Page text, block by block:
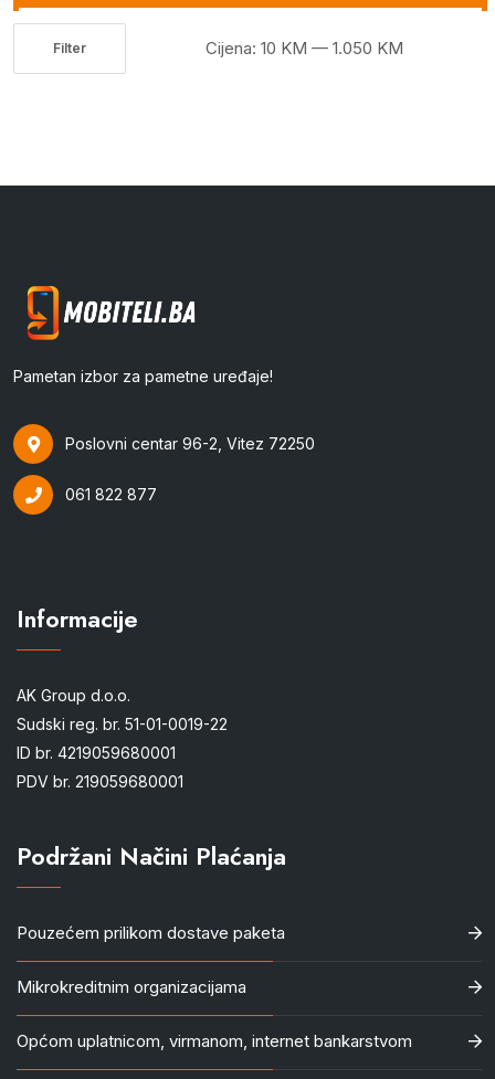
Filter Cijena: 10 KM — 1.050 KM
Pametan izbor za pametne uređaje!
Poslovni centar 96-2, Vitez 72250
061 822 877
Informacije
AK Group d.o.o.
Sudski reg. br. 51-01-0019-22
ID br. 4219059680001
PDV br. 219059680001
Podržani Načini Plaćanja
Pouzećem prilikom dostave paketa
Mikrokreditnim organizacijama
Općom uplatnicom, virmanom, internet bankarstvom